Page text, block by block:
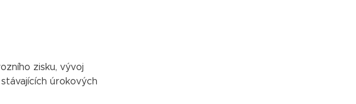
zisku, vývoj
úrokových